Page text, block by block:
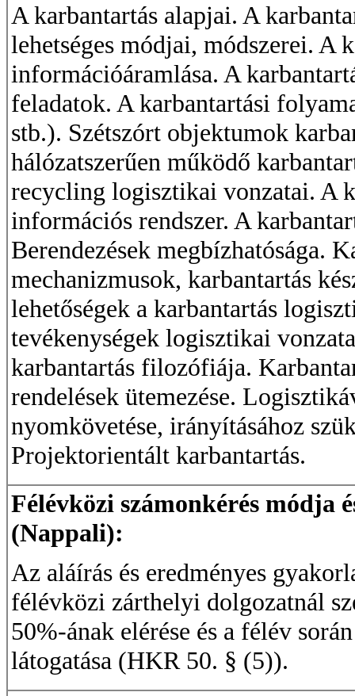
A karbantartás alapjai. A
lehetséges módjai, módszerei. A
információáramlása. A
feladatok. A karbantartási
stb.). Szétszórt objektumok
hálózatszerűen működő
recycling logisztikai vonzatai. A
információs rendszer. A
Berendezések megbízhatósága.
mechanizmusok, karbantartás
lehetőségek a karbantartás
tevékenységek logisztikai
karbantartás filozófiája.
rendelések ütemezése.
nyomkövetése, irányításához
Projektorientált karbantartás.
Félévközi számonkérés módja
(Nappali):
Az aláírás és eredményes
félévközi zárthelyi dolgozatnál
50%-ának elérése és a félév
látogatása (HKR 50. § (5)).